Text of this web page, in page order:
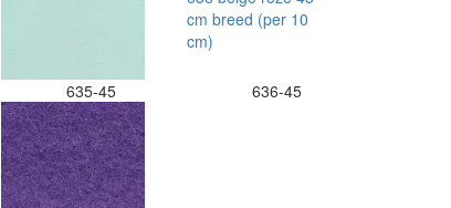
635-45 636-45